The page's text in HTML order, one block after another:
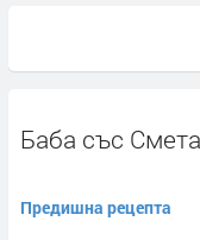
Баба със
Предишна рецепта